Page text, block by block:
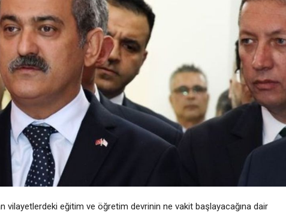
vilayetlerdeki eğitim ve öğretim devrinin ne vakit başlayacağına dair